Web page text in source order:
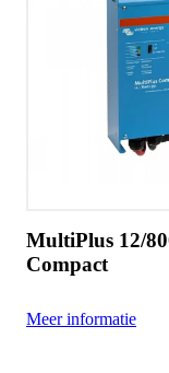
12/800/35-16